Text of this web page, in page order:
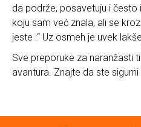
da podrže, posavetuju i
koju sam već znala, ali se
jeste :“ Uz osmeh je uvek
Sve preporuke za naranžasti
avantura. Znajte da ste